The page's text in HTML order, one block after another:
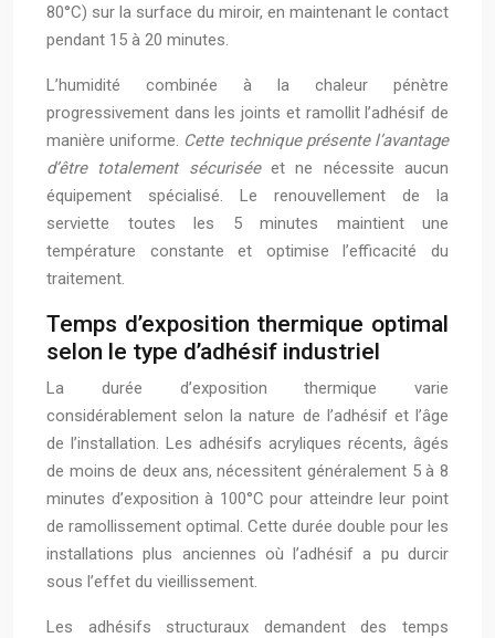
80°C) sur la surface du miroir, en maintenant le contact
pendant 15 à 20 minutes.
L’humidité combinée à la chaleur pénètre
progressivement dans les joints et ramollit l’adhésif de
manière uniforme. Cette technique présente l’avantage
d’être totalement sécurisée et ne nécessite aucun
équipement spécialisé. Le renouvellement de la
serviette toutes les 5 minutes maintient une
température constante et optimise l’efficacité du
traitement.
Temps d’exposition thermique optimal
selon le type d’adhésif industriel
La durée d’exposition thermique varie
considérablement selon la nature de l’adhésif et l’âge
de l’installation. Les adhésifs acryliques récents, âgés
de moins de deux ans, nécessitent généralement 5 à 8
minutes d’exposition à 100°C pour atteindre leur point
de ramollissement optimal. Cette durée double pour les
installations plus anciennes où l’adhésif a pu durcir
sous l’effet du vieillissement.
Les adhésifs structuraux demandent des temps